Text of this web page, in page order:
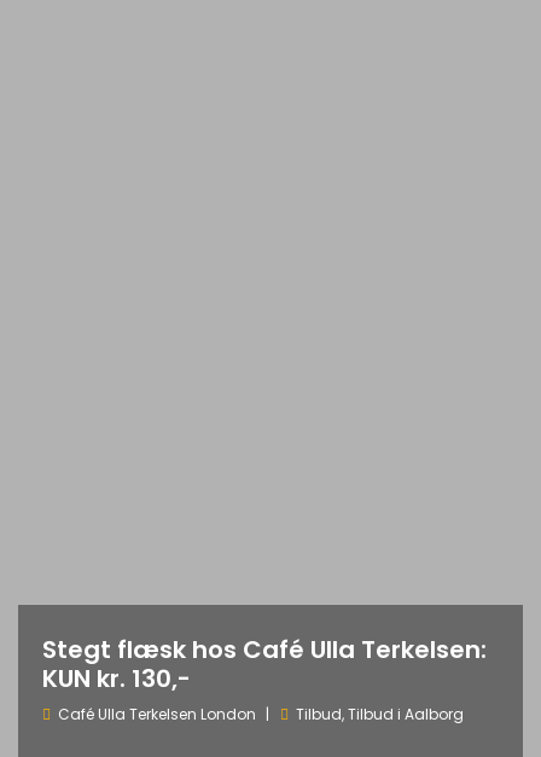
Stegt flæsk hos Café Ulla Terkelsen:
KUN kr. 130,-
Café Ulla Terkelsen London Tilbud,Tilbud i Aalborg